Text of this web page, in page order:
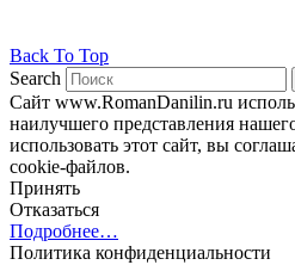
Back To Top
Search
Сайт www.RomanDanilin.ru
наилучшего представления
использовать этот сайт, вы
cookie-файлов.
Принять
Отказаться
Подробнее…
Политика конфиденциальности